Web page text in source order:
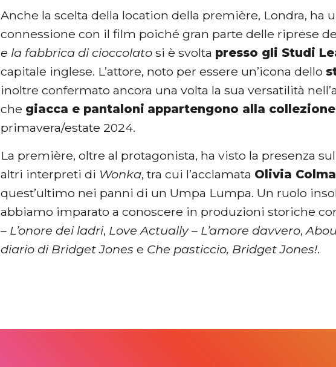
Anche la scelta della location della première, Londra, ha
connessione con il film poiché gran parte delle riprese
e la fabbrica di cioccolato si è svolta presso gli Studi
capitale inglese. L’attore, noto per essere un’icona dello
inoltre confermato ancora una volta la sua versatilità
che giacca e pantaloni appartengono alla
primavera/estate 2024.
La première, oltre al protagonista, ha visto la presenza
altri interpreti di Wonka, tra cui l’acclamata Olivia
quest’ultimo nei panni di un Umpa Lumpa. Un ruolo
abbiamo imparato a conoscere in produzioni storiche
– L’onore dei ladri, Love Actually – L’amore davvero,
diario di Bridget Jones e Che pasticcio, Bridget Jones!.